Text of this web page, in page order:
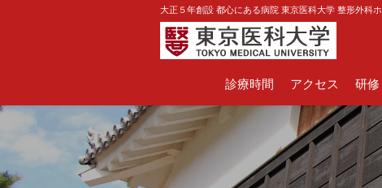
大正５年創設 都心にある病院 東京医科大学 整形外科
診療時間 アクセス 研修